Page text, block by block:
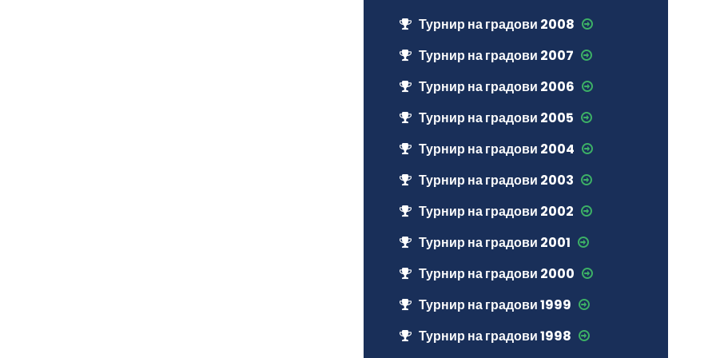
Турнир на градови 2008
Турнир на градови 2007
Турнир на градови 2006
Турнир на градови 2005
Турнир на градови 2004
Турнир на градови 2003
Турнир на градови 2002
Турнир на градови 2001
Турнир на градови 2000
Турнир на градови 1999
Турнир на градови 1998